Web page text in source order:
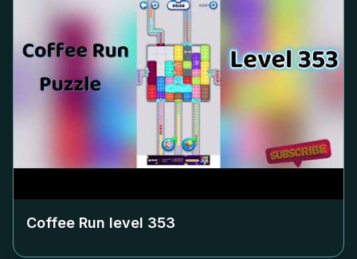
Coffee Run level 353